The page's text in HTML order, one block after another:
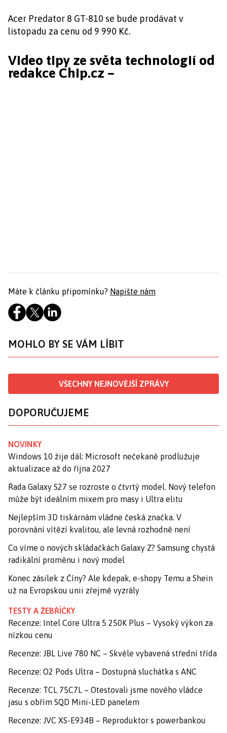
Acer Predator 8 GT-810 se bude prodávat v
listopadu za cenu od 9 990 Kč.
Video tipy ze světa technologií od
redakce Chip.cz –
Máte k článku připomínku? Napište nám
MOHLO BY SE VÁM LÍBIT
VŠECHNY NEJNOVĚJŠÍ ZPRÁVY
DOPORUČUJEME
NOVINKY
Windows 10 žije dál: Microsoft nečekaně prodlužuje
aktualizace až do října 2027
Řada Galaxy S27 se rozroste o čtvrtý model. Nový telefon
může být ideálním mixem pro masy i Ultra elitu
Nejlepším 3D tiskárnám vládne česká značka. V
porovnání vítězí kvalitou, ale levná rozhodně není
Co víme o nových skládačkách Galaxy Z? Samsung chystá
radikální proměnu i nový model
Konec zásilek z Číny? Ale kdepak, e-shopy Temu a Shein
už na Evropskou unii zřejmě vyzrály
TESTY A ŽEBŘÍČKY
Recenze: Intel Core Ultra 5 250K Plus – Vysoký výkon za
nízkou cenu
Recenze: JBL Live 780 NC – Skvěle vybavená střední třída
Recenze: O2 Pods Ultra – Dostupná sluchátka s ANC
Recenze: TCL 75C7L – Otestovali jsme nového vládce
jasu s obřím SQD Mini-LED panelem
Recenze: JVC XS-E934B – Reproduktor s powerbankou